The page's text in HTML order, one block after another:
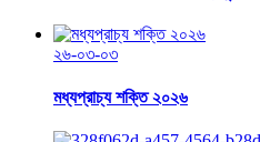
২৬-০৩-০৩
মধ্যপ্রাচ্য শক্তি ২০২৬